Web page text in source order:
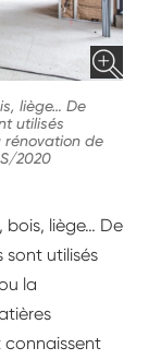
liège… De
utilisés
rénovation de
2020
bois, liège… De
sont utilisés
la
connaissent